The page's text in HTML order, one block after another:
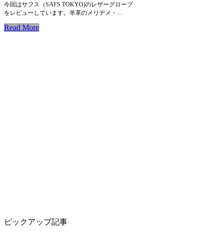
今回はサフス（SAFS TOKYO)のレザーグローブ
をレビューしています。羊革のメリデメ・…
Read More
ピックアップ記事